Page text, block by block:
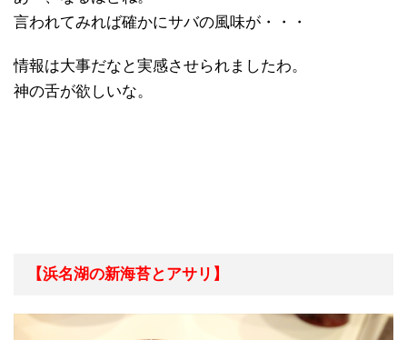
言われてみれば確かにサバの風味が・・・
情報は大事だなと実感させられましたわ。
神の舌が欲しいな。
【浜名湖の新海苔とアサリ】